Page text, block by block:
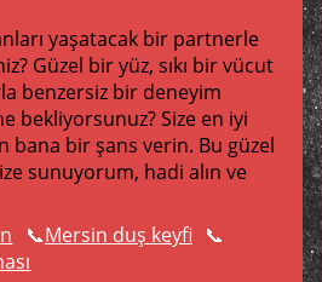
yaşatacak bir partnerle
Güzel bir yüz, sıkı bir vücut
benzersiz bir deneyim
bekliyorsunuz? Size en iyi
bana bir şans verin. Bu güzel
sunuyorum, hadi alın ve
Mersin duş keyfi